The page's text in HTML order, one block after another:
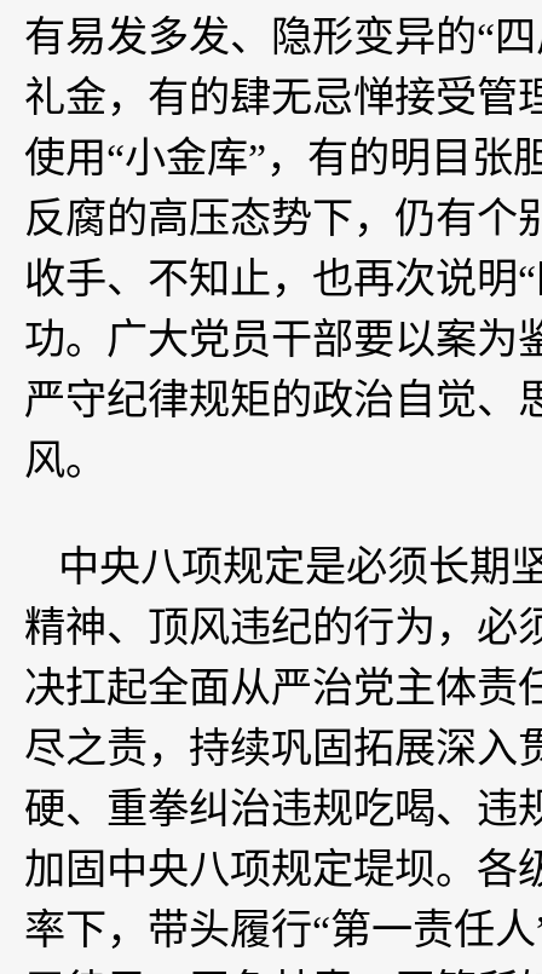
有易发多发、隐形变异的“
礼金，有的肆无忌惮接受管
使用“小金库”，有的明目张
反腐的高压态势下，仍有个
收手、不知止，也再次说明
功。广大党员干部要以案为
严守纪律规矩的政治自觉、
风。
中央八项规定是必须长期
精神、顶风违纪的行为，必
决扛起全面从严治党主体责
尽之责，持续巩固拓展深入
硬、重拳纠治违规吃喝、违
加固中央八项规定堤坝。各
率下，带头履行“第一责任